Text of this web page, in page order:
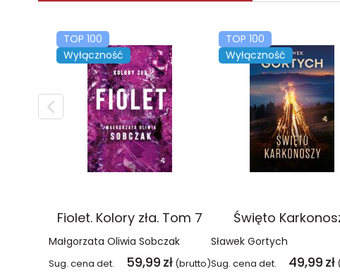
TOP 100
Wyłączność
Fiolet. Kolory zła. Tom 7
Małgorzata Oliwia Sobczak
Sug. cena det. 59,99 zł (brutto)
TOP 100
Wyłączność
Święto
Sławek Gortych
Sug. cena det. 49,99 zł